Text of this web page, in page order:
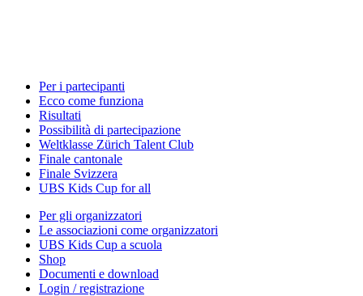
Per i partecipanti
Ecco come funziona
Risultati
Possibilità di partecipazione
Weltklasse Zürich Talent Club
Finale cantonale
Finale Svizzera
UBS Kids Cup for all
Per gli organizzatori
Le associazioni come organizzatori
UBS Kids Cup a scuola
Shop
Documenti e download
Login / registrazione